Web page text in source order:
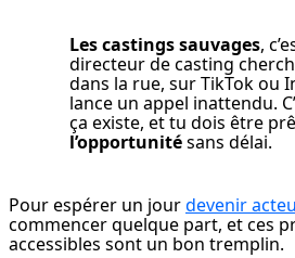
Les castings sauvages,
directeur de casting
dans la rue, sur TikTok ou
lance un appel inattendu.
ça existe, et tu dois être
l’opportunité sans délai.
Pour espérer un jour devenir
commencer quelque part, et ces
accessibles sont un bon tremplin.